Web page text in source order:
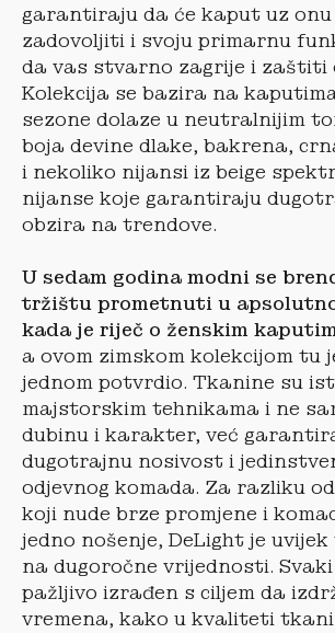
garantiraju da će kaput uz
zadovoljiti i svoju primarnu
da vas stvarno zagrije i zaštiti
Kolekcija se bazira na
sezone dolaze u neutralnijim
boja devine dlake, bakrena,
i nekoliko nijansi iz beige
nijanse koje garantiraju
obzira na trendove.
U sedam godina modni se
tržištu prometnuti u
kada je riječ o ženskim
a ovom zimskom kolekcijom tu
jednom potvrdio. Tkanine su
majstorskim tehnikama i ne
dubinu i karakter, već
dugotrajnu nosivost i
odjevnog komada. Za razliku
koji nude brze promjene i
jedno nošenje, DeLight je
na dugoročne vrijednosti.
pažljivo izrađen s ciljem da
vremena, kako u kvaliteti